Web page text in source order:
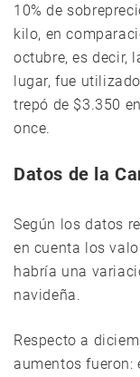
10% de
kilo, en
octubre, es decir,
lugar, fue
trepó de $3.350
once.
Datos de la
Según los datos
en cuenta los
habría una
navideña.
Respecto a
aumentos fueron: